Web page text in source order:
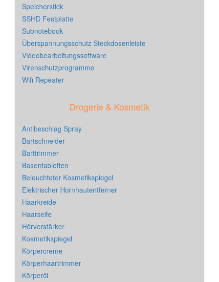
Speicherstick
SSHD Festplatte
Subnotebook
Überspannungsschutz Steckdosenleiste
Videobearbeitungssoftware
Virenschutzprogramme
Wifi Repeater
Drogerie & Kosmetik
Antibeschlag Spray
Bartschneider
Barttrimmer
Basentabletten
Beleuchteter Kosmetikspiegel
Elektrischer Hornhautentferner
Haarkreide
Haarseife
Hörverstärker
Kosmetikspiegel
Körpercreme
Körperhaartrimmer
Körperöl